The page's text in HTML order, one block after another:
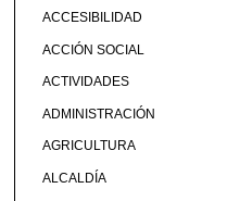
ACCESIBILIDAD
ACCIÓN SOCIAL
ACTIVIDADES
ADMINISTRACIÓN
AGRICULTURA
ALCALDÍA